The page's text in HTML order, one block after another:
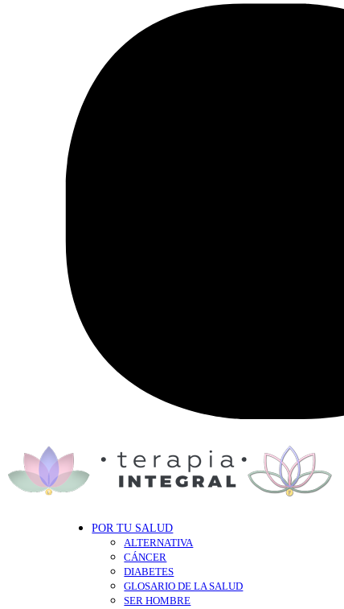
POR TU SALUD
ALTERNATIVA
CÁNCER
DIABETES
GLOSARIO DE LA SALUD
SER HOMBRE